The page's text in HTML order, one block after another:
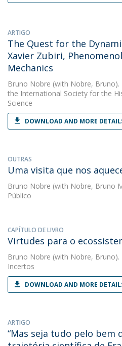
ARTIGO
The Quest for the
Xavier Zubiri,
Mechanics
Bruno Nobre (with Nobre, Bruno).
the International Society for the
Science
DOWNLOAD AND MORE
OUTRAS
Uma visita que nos
Bruno Nobre (with Nobre, Bruno
Público
CAPÍTULO DE LIVRO
Virtudes para o
Bruno Nobre (with Nobre, Bruno).
Incertos
DOWNLOAD AND MORE
ARTIGO
“Mas seja tudo pelo bem